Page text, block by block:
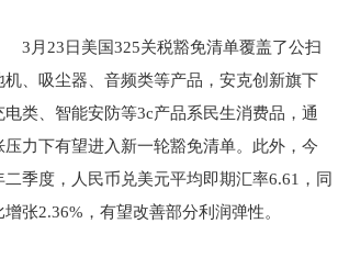
3月23日美国325关税豁免清单覆盖了公扫
机、吸尘器、音频类等产品，安克创新旗下
电类、智能安防等3c产品系民生消费品，通
压力下有望进入新一轮豁免清单。此外，今
二季度，人民币兑美元平均即期汇率6.61，同
增张2.36%，有望改善部分利润弹性。